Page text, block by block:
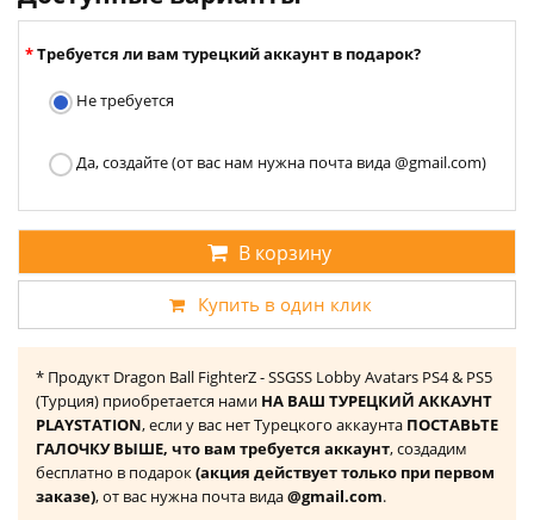
Требуется ли вам турецкий аккаунт в подарок?
Не требуется
Да, создайте (от вас нам нужна почта вида @gmail.com)
В корзину
Купить в один клик
* Продукт Dragon Ball FighterZ - SSGSS Lobby Avatars PS4 & PS5
(Турция) приобретается нами НА ВАШ ТУРЕЦКИЙ АККАУНТ
PLAYSTATION, если у вас нет Турецкого аккаунта ПОСТАВЬТЕ
ГАЛОЧКУ ВЫШЕ, что вам требуется аккаунт, создадим
бесплатно в подарок(акция действует только при первом
заказе), от вас нужна почта вида@gmail.com.